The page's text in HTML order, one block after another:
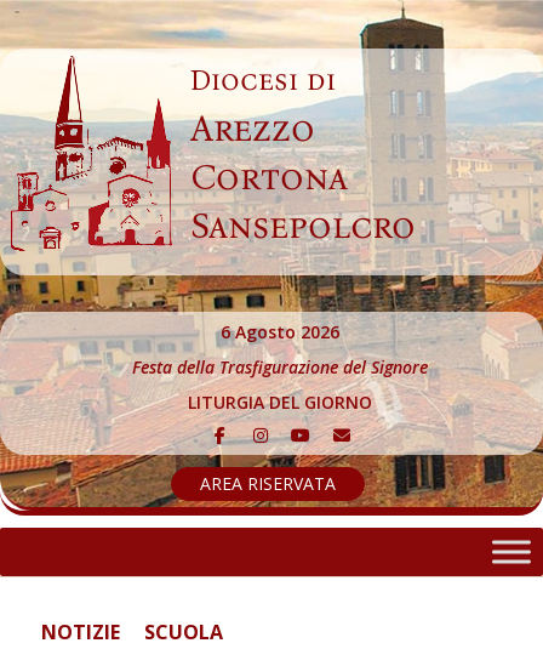
Skip
to
content
Diocesi di
Arezzo
Cortona
Sansepolcro
6 Agosto 2026
Festa della Trasfigurazione del Signore
LITURGIA DEL GIORNO
AREA RISERVATA
NOTIZIE SCUOLA